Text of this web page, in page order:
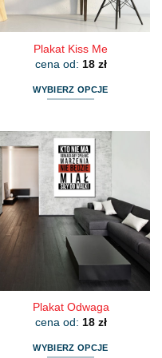
produktu
Plakat Kiss Me
cena od: 18 zł
WYBIERZ OPCJE
ma
wiele
wariantów.
Opcje
można
wybrać
na
stronie
Plakat Odwaga
cena od: 18 zł
WYBIERZ OPCJE